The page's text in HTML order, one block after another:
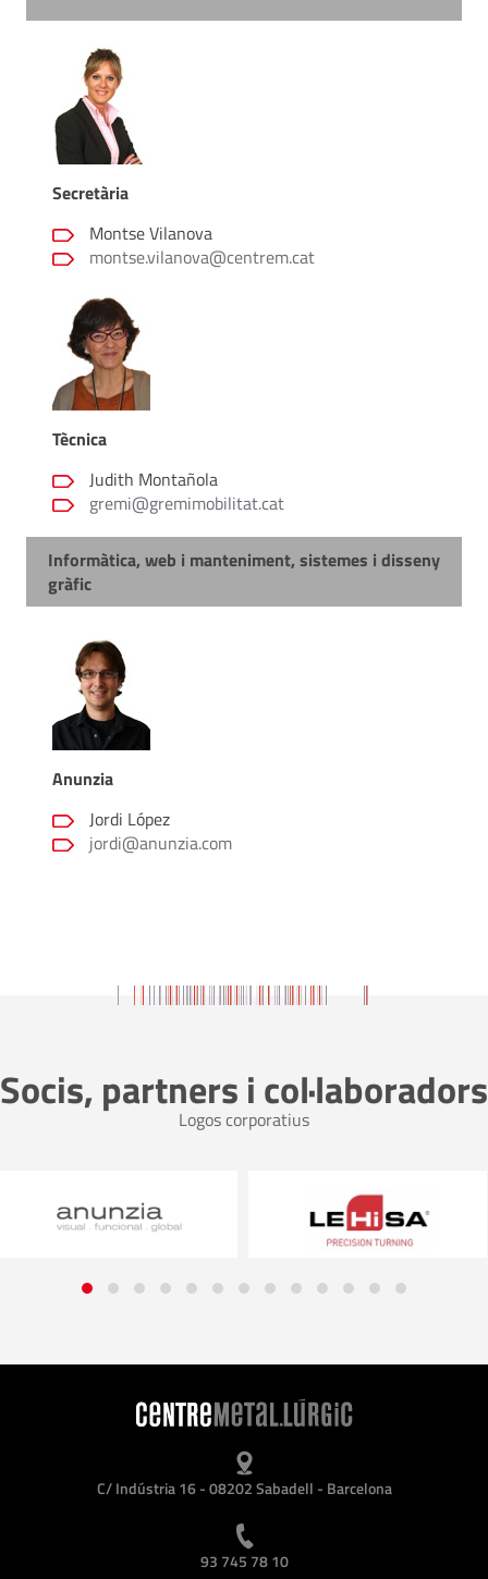
Secretària
Montse Vilanova
montse.vilanova@centrem.cat
Tècnica
Judith Montañola
gremi@gremimobilitat.cat
Informàtica, web i manteniment, sistemes i disseny
gràfic
Anunzia
Jordi López
jordi@anunzia.com
Socis, partners i col·laboradors
Logos corporatius
C/ Indústria 16 - 08202 Sabadell - Barcelona
93 745 78 10